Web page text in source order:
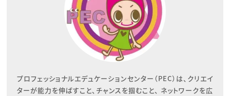
プロフェッショナルエデュケーションセンター（PEC）は、クリエイ
ターが能力を伸ばすこと、チャンスを掴むこと、 ネットワークを広